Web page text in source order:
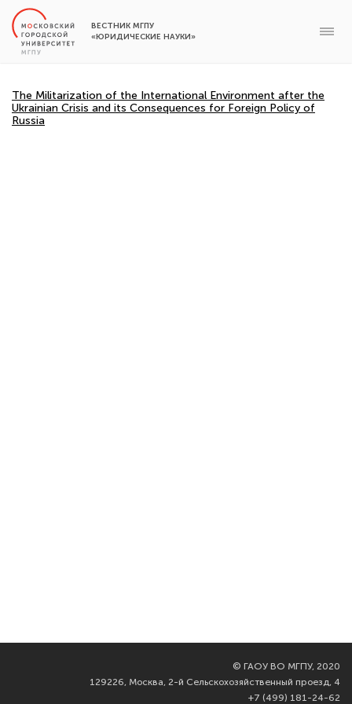
ВЕСТНИК МГПУ
«ЮРИДИЧЕСКИЕ НАУКИ»
The Militarization of the International Environment after the
Ukrainian Crisis and its Consequences for Foreign Policy of
Russia
© ГАОУ ВО МГПУ, 2020
129226, Москва, 2-й Сельскохозяйственный проезд, 4
+7 (499) 181-24-62